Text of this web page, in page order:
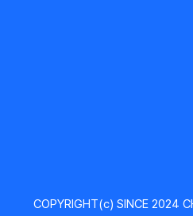
COPYRIGHT(c) SINCE 2024